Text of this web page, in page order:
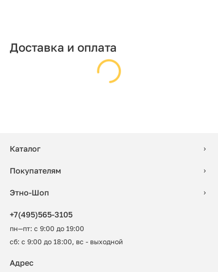
Доставка и оплата
Каталог
Покупателям
Этно-Шоп
+7(495)565-3105
пн—пт: с 9:00 до 19:00
сб: с 9:00 до 18:00, вс - выходной
Адрес